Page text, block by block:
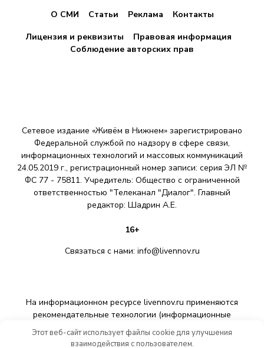
О СМИ Статьи Реклама
Контакты
Лицензия и реквизиты
Правовая информация
Соблюдение авторских прав
Сетевое издание «Живём в Нижнем» зарегистрировано
Федеральной службой по надзору в сфере связи,
информационных технологий и массовых коммуникаций
24.05.2019 г., регистрационный номер записи: серия ЭЛ №
ФС 77 - 75811. Учредитель: Общество с ограниченной
ответственностью "Телеканал "Диалог". Главный
редактор: Шадрин A.E.
16+
Связаться с нами: info@livennov.ru
На информационном ресурсе livennov.ru применяются
рекомендательные технологии (информационные
технологии предоставления информации на основе сбора,
систематизации и анализа сведений, относящихся к
Этот веб-сайт использует файлы cookie для улучшения
взаимодействия с пользователем.